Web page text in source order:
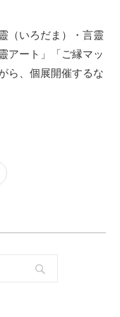
（いろだま）・言靈
アート」「ご縁マッ
ら、個展開催するな